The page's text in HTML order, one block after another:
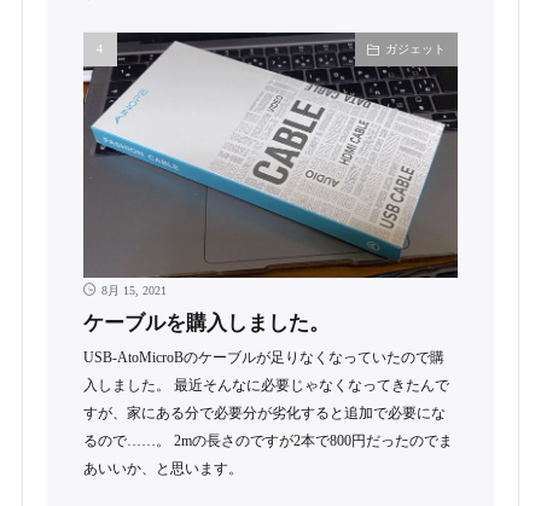
ガジェット
8月 15, 2021
ケーブルを購入しました。
USB-AtoMicroBのケーブルが足りなくなっていたので購
入しました。 最近そんなに必要じゃなくなってきたんで
すが、家にある分で必要分が劣化すると追加で必要にな
るので……。 2mの長さのですが2本で800円だったのでま
あいいか、と思います。